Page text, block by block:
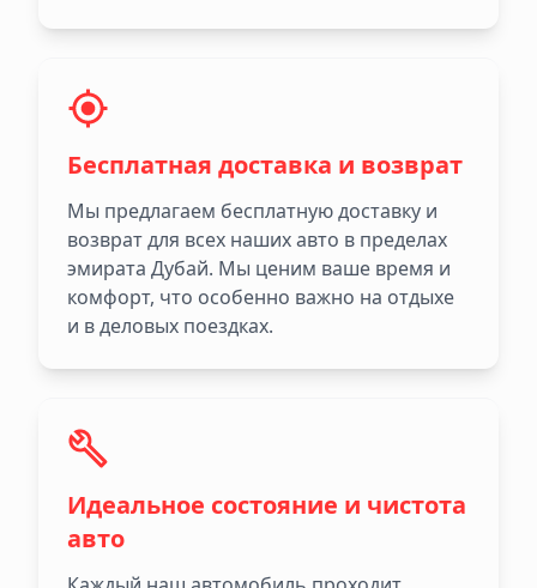
Бесплатная доставка и возврат
Мы предлагаем бесплатную доставку и
возврат для всех наших авто в пределах
эмирата Дубай. Мы ценим ваше время и
комфорт, что особенно важно на отдыхе
и в деловых поездках.
Идеальное состояние и чистота
авто